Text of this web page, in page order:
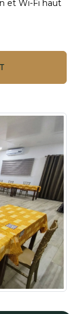
et Wi-Fi haut